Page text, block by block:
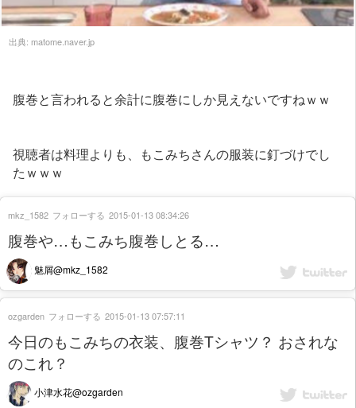
出典: matome.naver.jp
腹巻と言われると余計に腹巻にしか見えないですねｗｗ
視聴者は料理よりも、もこみちさんの服装に釘づけでし
たｗｗｗ
腹巻や…もこみち腹巻しとる…
魅屑@mkz_1582
mkz_1582 フォローする 2015-01-13 08:34:26
今日のもこみちの衣装、腹巻Tシャツ？ おされな
のこれ？
小津水花@ozgarden
ozgarden フォローする 2015-01-13 07:57:11